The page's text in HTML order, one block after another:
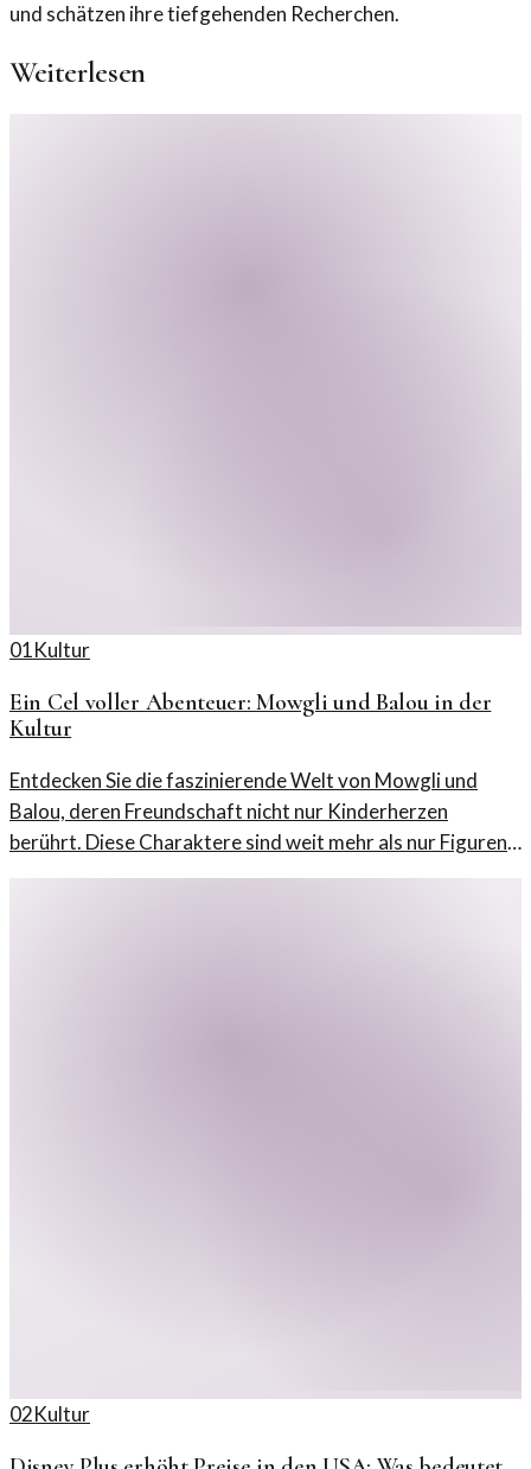
und schätzen ihre tiefgehenden Recherchen.
Weiterlesen
01Kultur
Ein Cel voller Abenteuer: Mowgli und Balou in der
Kultur
Entdecken Sie die faszinierende Welt von Mowgli und
Balou, deren Freundschaft nicht nur Kinderherzen
berührt. Diese Charaktere sind weit mehr als nur Figuren
aus einem Buch.
02Kultur